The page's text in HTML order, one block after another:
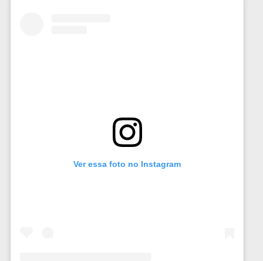
Ver essa foto no Instagram